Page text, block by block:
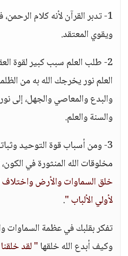
1- تدبر القرآن لأنه كلام
ويقوي المعتقد.
2- طلب العلم سبب كبير لقوة
العلم نور يخرجك الله به من
والبدع والمعاصي والجهل، إلى
والسنة والعلم.
3- ومن أسباب قوة التوحيد
مخلوقات الله المنثورة في
خلق السماوات والأرض واختلاف
لأولي الألباب ".
تفكر بقلبك في عظمة السماوات
وكيف أبدع الله خلقها" لقد